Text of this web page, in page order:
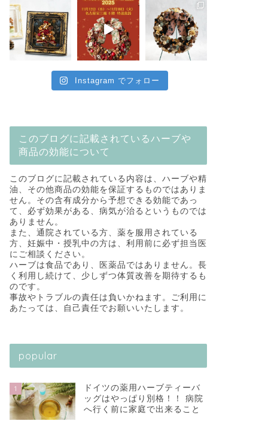
Instagram でフォロー
このブログに記載されているハーブや
商品の効能について
このブログに記載されている内容は、ハーブや精
油、その他商品の効能を保証するものではありま
せん。その含有成分から予想できる効能であっ
て、必ず効果がある、病気が治るというものでは
ありません。
また、通院されている方、薬を服用されている
方、妊娠中・授乳中の方は、利用前に必ず担当医
にご相談ください。
ハーブは食品であり、医薬品ではありません。長
く利用し続けて、少しずつ体質改善を期待するも
のです。
事故やトラブルの責任は負いかねます。ご利用に
あたっては、自己責任でお願いいたします。
popular
1
ドイツの薬用ハーブティーバ
ッグはやっぱり別格！！ 病院
へ行く前に家庭で出来ること